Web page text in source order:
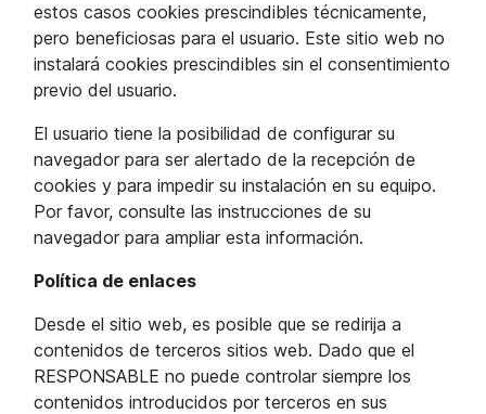
estos casos cookies prescindibles técnicamente,
pero beneficiosas para el usuario. Este sitio web no
instalará cookies prescindibles sin el consentimiento
previo del usuario.
El usuario tiene la posibilidad de configurar su
navegador para ser alertado de la recepción de
cookies y para impedir su instalación en su equipo.
Por favor, consulte las instrucciones de su
navegador para ampliar esta información.
Política de enlaces
Desde el sitio web, es posible que se redirija a
contenidos de terceros sitios web. Dado que el
RESPONSABLE no puede controlar siempre los
contenidos introducidos por terceros en sus